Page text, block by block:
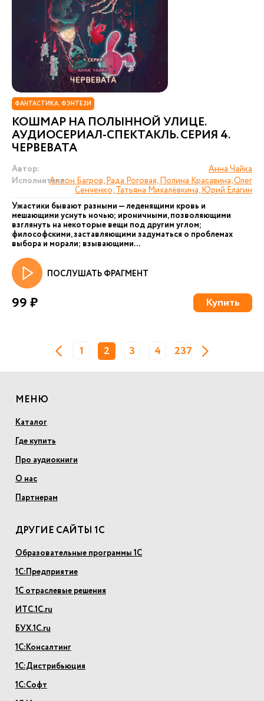
ФАНТАСТИКА. ФЭНТЕЗИ
КОШМАР НА ПОЛЫННОЙ УЛИЦЕ.
АУДИОСЕРИАЛ-СПЕКТАКЛЬ. СЕРИЯ 4.
ЧЕРВЕВАТА
Автор:
Анна Чайка
Исполнители:Антон Багров, Рада Роговая, Полина Красавина, Олег
Сенченко, Татьяна Михалёвкина, Юрий Елагин
Ужастики бывают разными — леденящими кровь и
мешающими уснуть ночью; ироничными, позволяющими
взглянуть на некоторые вещи под другим углом;
философскими, заставляющими задуматься о проблемах
выбора и морали; взывающими...
ПОСЛУШАТЬ ФРАГМЕНТ
99 ₽ Купить
1 2 3 4 237
МЕНЮ
Каталог
Где купить
Про аудиокниги
О нас
Партнерам
ДРУГИЕ САЙТЫ 1С
Образовательные программы 1С
1С:Предприятие
1С отраслевые решения
ИТС.1С.ru
БУХ.1С.ru
1С:Консалтинг
1С:Дистрибьюция
1С:Софт